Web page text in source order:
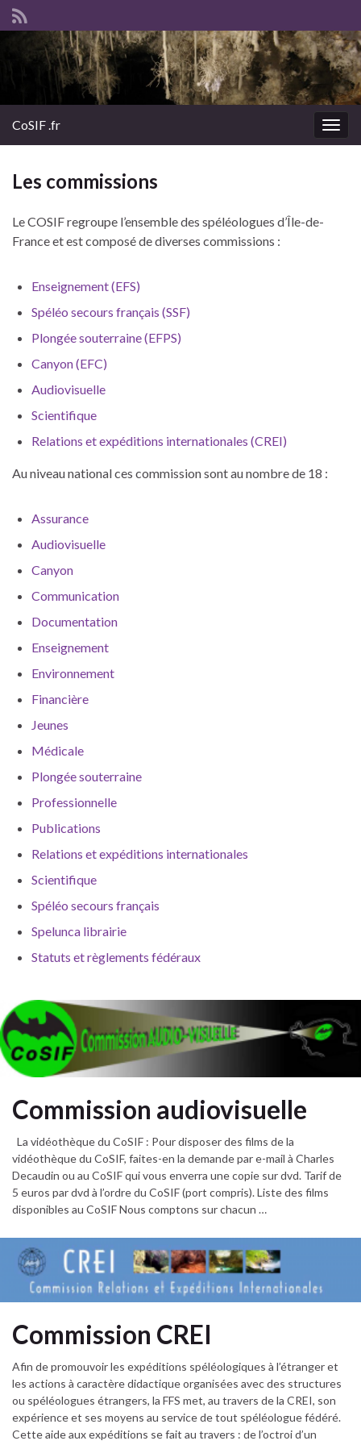
CoSIF .fr
Les commissions
Le COSIF regroupe l’ensemble des spéléologues d’Île-de-
France et est composé de diverses commissions :
Enseignement (EFS)
Spéléo secours français (SSF)
Plongée souterraine (EFPS)
Canyon (EFC)
Audiovisuelle
Scientifique
Relations et expéditions internationales (CREI)
Au niveau national ces commission sont au nombre de 18 :
Assurance
Audiovisuelle
Canyon
Communication
Documentation
Enseignement
Environnement
Financière
Jeunes
Médicale
Plongée souterraine
Professionnelle
Publications
Relations et expéditions internationales
Scientifique
Spéléo secours français
Spelunca librairie
Statuts et règlements fédéraux
Commission audiovisuelle
La vidéothèque du CoSIF : Pour disposer des films de la
vidéothèque du CoSIF, faites-en la demande par e-mail à Charles
Decaudin ou au CoSIF qui vous enverra une copie sur dvd. Tarif de
5 euros par dvd à l’ordre du CoSIF (port compris). Liste des films
disponibles au CoSIF Nous comptons sur chacun …
Commission CREI
Afin de promouvoir les expéditions spéléologiques à l’étranger et
les actions à caractère didactique organisées avec des structures
ou spéléologues étrangers, la FFS met, au travers de la CREI, son
expérience et ses moyens au service de tout spéléologue fédéré.
Cette aide aux expéditions se fait au travers : de l’octroi d’un